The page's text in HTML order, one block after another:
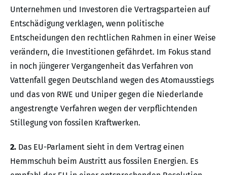
Unternehmen und Investoren die Vertragsparteien auf
Entschädigung verklagen, wenn politische
Entscheidungen den rechtlichen Rahmen in einer Weise
verändern, die Investitionen gefährdet. Im Fokus stand
in noch jüngerer Vergangenheit das Verfahren von
Vattenfall gegen Deutschland wegen des Atomausstiegs
und das von RWE und Uniper gegen die Niederlande
angestrengte Verfahren wegen der verpflichtenden
Stillegung von fossilen Kraftwerken.
2. Das EU-Parlament sieht in dem Vertrag einen
Hemmschuh beim Austritt aus fossilen Energien. Es